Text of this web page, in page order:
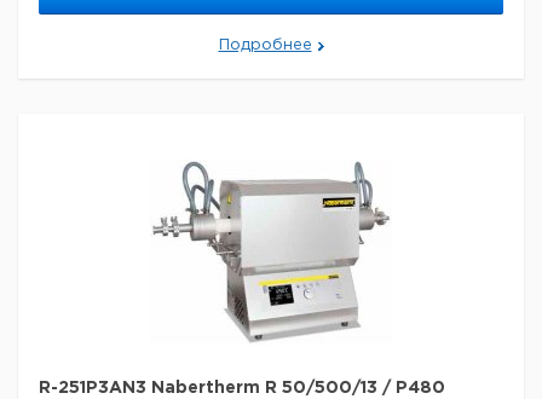
текстурированной нержавеющей стали-
Используются только волокнистые материалы,
которые не классифицируются как канцерогенные в
соответствии с TRGS 905, класс 1 или 2.- диаметр
стандартного оборудования
Подробнее
R-251P3AN3 Nabertherm R 50/500/13 / P480